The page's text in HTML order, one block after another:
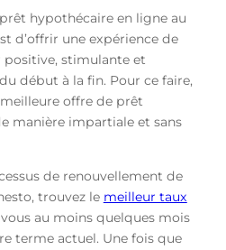
hypothécaire en ligne au
d’offrir une expérience de
stimulante et
début à la fin. Pour ce faire,
offre de prêt
manière impartiale et sans
de renouvellement de
trouvez le meilleur taux
au moins quelques mois
terme actuel. Une fois que